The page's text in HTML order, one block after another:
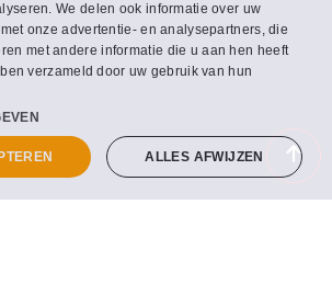
We delen ook informatie over uw
onze advertentie- en analysepartners, die
met andere informatie die u aan hen heeft
verzameld door uw gebruik van hun
ALLES AFWIJZEN